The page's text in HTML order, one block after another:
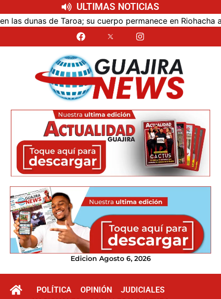
ULTIMAS NOTICIAS
de Taroa; su cuerpo permanece en Riohacha a la
Edicion Agosto 6, 2026
POLÍTICA OPINIÓN
JUDICIALES